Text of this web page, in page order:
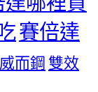
賽倍達
而鋼 雙效